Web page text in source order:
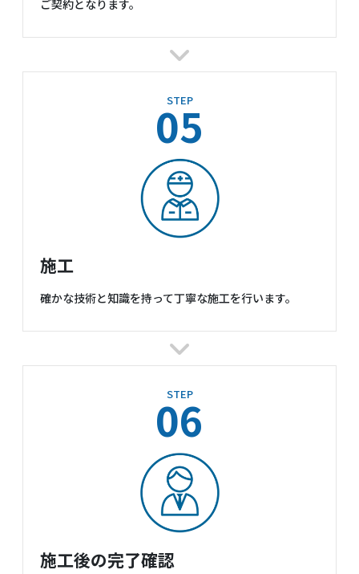
ご契約となります。
STEP
05
施工
確かな技術と知識を持って丁寧な施工を行います。
STEP
06
施工後の完了確認